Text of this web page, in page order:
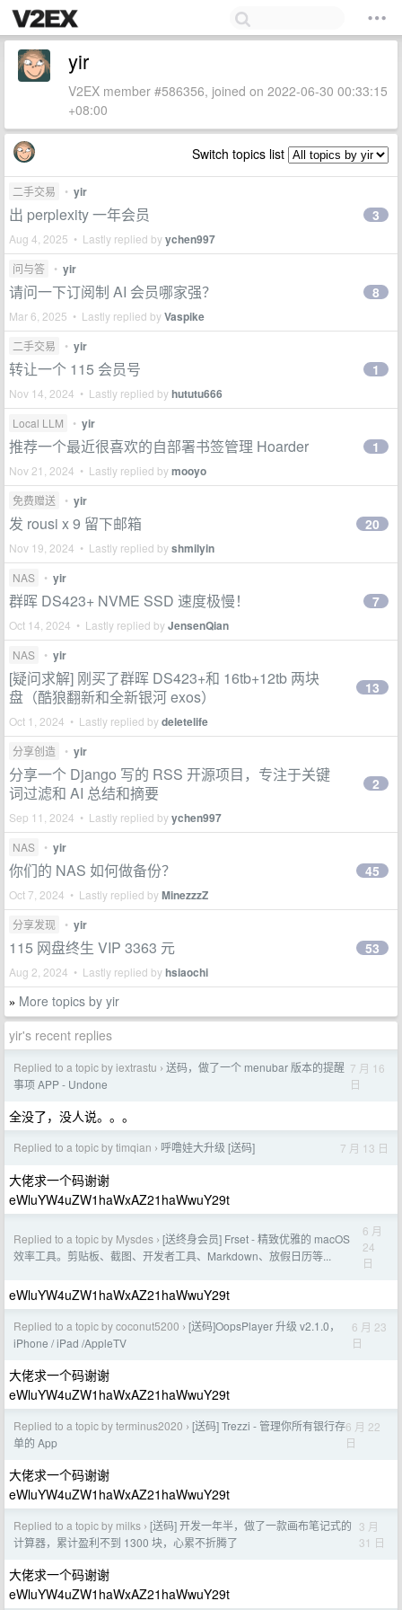
yir
V2EX member #586356, joined on 2022-06-30 00:33:15
+08:00
Switch topics list
二手交易 • yir
出 perplexity 一年会员
Aug 4, 2025 • Lastly replied byychen997
3
问与答 • yir
请问一下订阅制 AI 会员哪家强？
Mar 6, 2025 • Lastly replied byVaspike
8
二手交易 • yir
转让一个 115 会员号
Nov 14, 2024 • Lastly replied byhututu666
1
Local LLM • yir
推荐一个最近很喜欢的自部署书签管理 Hoarder
Nov 21, 2024 • Lastly replied bymooyo
1
免费赠送 • yir
发 rousi x 9 留下邮箱
Nov 19, 2024 • Lastly replied byshmilyin
20
NAS • yir
群晖 DS423+ NVME SSD 速度极慢！
Oct 14, 2024 • Lastly replied byJensenQian
7
NAS • yir
[疑问求解] 刚买了群晖 DS423+和 16tb+12tb 两块
盘（酷狼翻新和全新银河 exos）
Oct 1, 2024 • Lastly replied bydeletelife
13
分享创造 • yir
分享一个 Django 写的 RSS 开源项目，专注于关键
词过滤和 AI 总结和摘要
Sep 11, 2024 • Lastly replied byychen997
2
NAS • yir
你们的 NAS 如何做备份？
Oct 7, 2024 • Lastly replied byMinezzzZ
45
分享发现 • yir
115 网盘终生 VIP 3363 元
Aug 2, 2024 • Lastly replied byhsiaochi
53
» More topics by yir
yir's recent replies
Replied to a topic by iextrastu › 送码，做了一个 menubar 版本的提醒
事项 APP - Undone
7 月 16
日
全没了，没人说。。。
Replied to a topic by timqian › 呼噜娃大升级 [送码] 7 月 13 日
大佬求一个码谢谢
eWluYW4uZW1haWxAZ21haWwuY29t
Replied to a topic by Mysdes › [送终身会员] Frset - 精致优雅的 macOS
效率工具。剪贴板、截图、开发者工具、Markdown、放假日历等...
6 月
24
日
eWluYW4uZW1haWxAZ21haWwuY29t
Replied to a topic by coconut5200 › [送码]OopsPlayer 升级 v2.1.0，
iPhone / iPad /AppleTV
6 月 23
日
大佬求一个码谢谢
eWluYW4uZW1haWxAZ21haWwuY29t
Replied to a topic by terminus2020 › [送码] Trezzi - 管理你所有银行存
单的 App
6 月 22
日
大佬求一个码谢谢
eWluYW4uZW1haWxAZ21haWwuY29t
Replied to a topic by milks › [送码] 开发一年半，做了一款画布笔记式的
计算器，累计盈利不到 1300 块，心累不折腾了
3 月
31 日
大佬求一个码谢谢
eWluYW4uZW1haWxAZ21haWwuY29t